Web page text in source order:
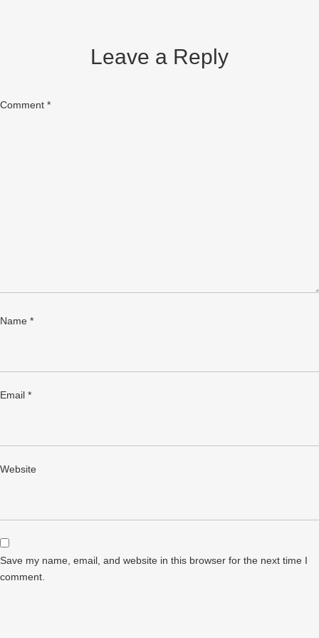
Leave a Reply
Comment *
Name *
Email *
Website
Save my name, email, and website in this browser for the next time I
comment.